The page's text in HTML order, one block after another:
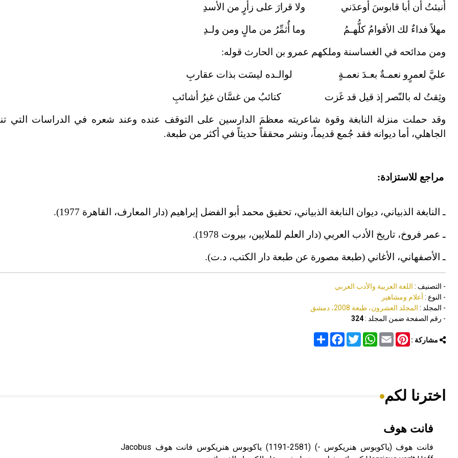
أُنبئتُ أن أبا قابوسَ أوعدَني ولا قرارَ على زأرٍ من الأسدِ
مهلاً فداءٌ لك الأقوامُ كلُّهـمُ وما أُثمِّرُ من مالٍ ومن ولـدِ
ومن مدائحه في الغساسنة وملكهم عمرو بن الحارث قوله:
عليَّ لعمرٍو نعمـةٌ بعـدَ نعمـةٍ لوالـده ليسَت بذات عقاربِ
وثِقتُ له بالنّصر إذ قيل قد غَزت كتائبُ من غسَّان غيرُ أشائبِ
وقد حملت منزلة النابغة وقوة شاعريته معظمَ الدارسين على التوقف عنده وعند شعره في الدراسات التي
الجاهلي، أما ديوانه فقد جُمع قديماً، ونشر محققاً حديثاً في أكثر من طبعة.
مراجع للاستزادة:
ـ النابغة الذبياني، ديوان النابغة الذبياني، تحقيق محمد أبو الفضل إبراهيم (دار المعارف، القاهرة 1977).
ـ عمر فروخ، تاريخ الأدب العربي (دار العلم للملايين، بيروت 1978).
ـ الأصفهاني، الأغاني (طبعة مصورة عن طبعة دار الكتب، د.ت).
- التصنيف : اللغة العربية والأدب العربي
- النوع : أعلام ومشاهير
- المجلد : المجلد العشرون، طبعة 2008، دمشق
- رقم الصفحة ضمن المجلد :324
مشاركة : Share
FacebookTwitter
WhatsAppEmail
Pinterest
اخترنا لكم
فانت هوف
فانت هوف (ياكوبوس هنريكوس -) (2581-1191) ياكوبوس هنريكوس فانت هوف Jacobus